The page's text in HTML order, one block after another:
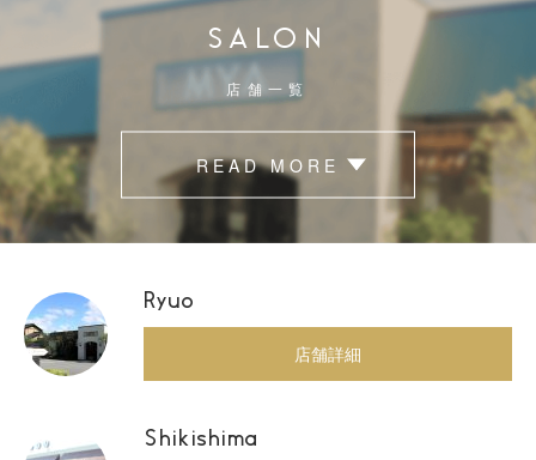
SALON
店舗一覧
READ MORE
Ryuo
店舗詳細
Shikishima